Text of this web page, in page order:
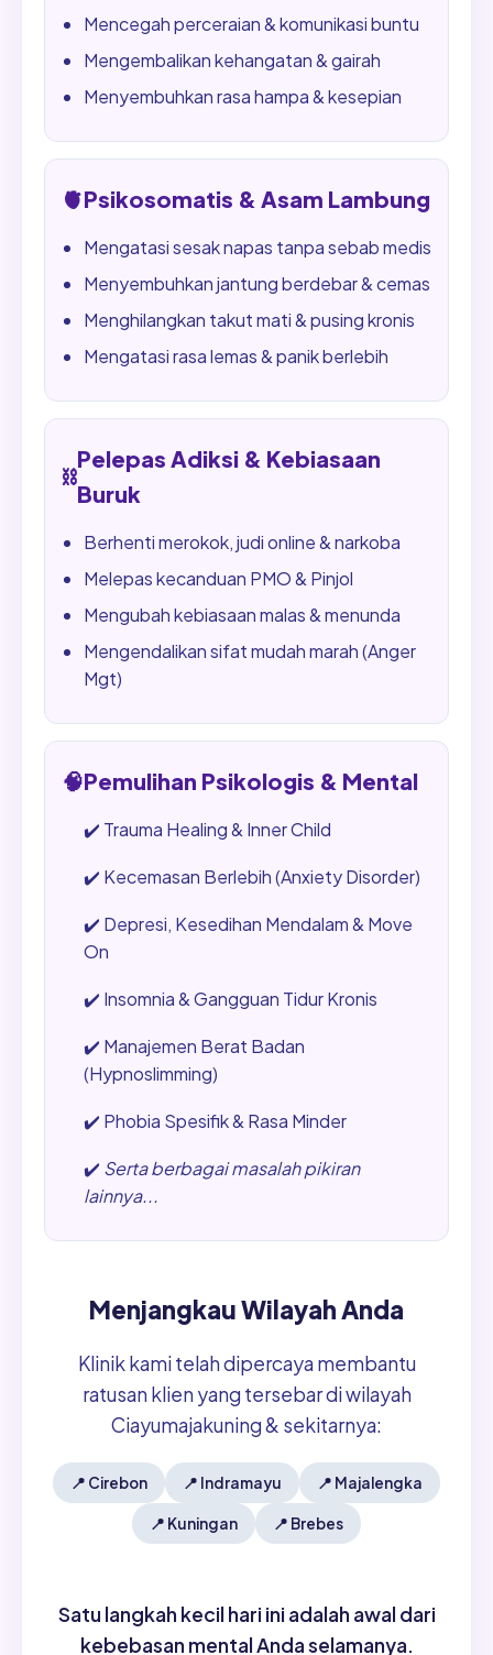
Mencegah perceraian & komunikasi buntu
Mengembalikan kehangatan & gairah
Menyembuhkan rasa hampa & kesepian
🫀Psikosomatis & Asam Lambung
Mengatasi sesak napas tanpa sebab medis
Menyembuhkan jantung berdebar & cemas
Menghilangkan takut mati & pusing kronis
Mengatasi rasa lemas & panik berlebih
⛓️
Pelepas Adiksi & Kebiasaan
Buruk
Berhenti merokok, judi online & narkoba
Melepas kecanduan PMO & Pinjol
Mengubah kebiasaan malas & menunda
Mengendalikan sifat mudah marah (Anger
Mgt)
🧠Pemulihan Psikologis & Mental
✔️ Trauma Healing & Inner Child
✔️ Kecemasan Berlebih (Anxiety Disorder)
✔️ Depresi, Kesedihan Mendalam & Move
On
✔️ Insomnia & Gangguan Tidur Kronis
✔️ Manajemen Berat Badan
(Hypnoslimming)
✔️ Phobia Spesifik & Rasa Minder
✔️ Serta berbagai masalah pikiran
lainnya...
Menjangkau Wilayah Anda
Klinik kami telah dipercaya membantu
ratusan klien yang tersebar di wilayah
Ciayumajakuning & sekitarnya:
📍 Cirebon 📍 Indramayu 📍 Majalengka
📍 Kuningan 📍 Brebes
Satu langkah kecil hari ini adalah awal dari
kebebasan mental Anda selamanya.